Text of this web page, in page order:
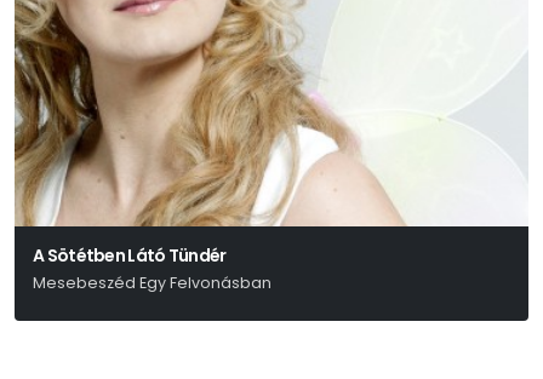
A Sötétben Látó Tündér
Mesebeszéd Egy Felvonásban